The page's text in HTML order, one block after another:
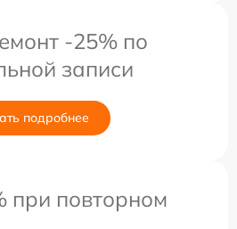
-25% по
записи
подробнее
при повторном